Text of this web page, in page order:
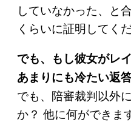
していなかった、と
くらいに証明してく
でも、もし彼女がレ
あまりにも冷たい返答
でも、陪審裁判以外
か？ 他に何ができま